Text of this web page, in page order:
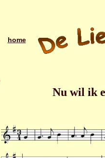
home
Nu wil ik